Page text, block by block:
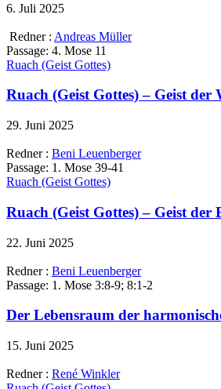
6. Juli 2025
Redner : Andreas Müller
Passage: 4. Mose 11
Ruach (Geist Gottes)
Ruach (Geist Gottes) – Geist der
29. Juni 2025
Redner : Beni Leuenberger
Passage: 1. Mose 39-41
Ruach (Geist Gottes)
Ruach (Geist Gottes) – Geist der
22. Juni 2025
Redner : Beni Leuenberger
Passage: 1. Mose 3:8-9; 8:1-2
Der Lebensraum der
15. Juni 2025
Redner : René Winkler